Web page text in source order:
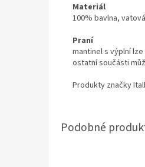
Materiál
100% bavlna,
Praní
mantinel s výplní
ostatní součásti
Produkty značky